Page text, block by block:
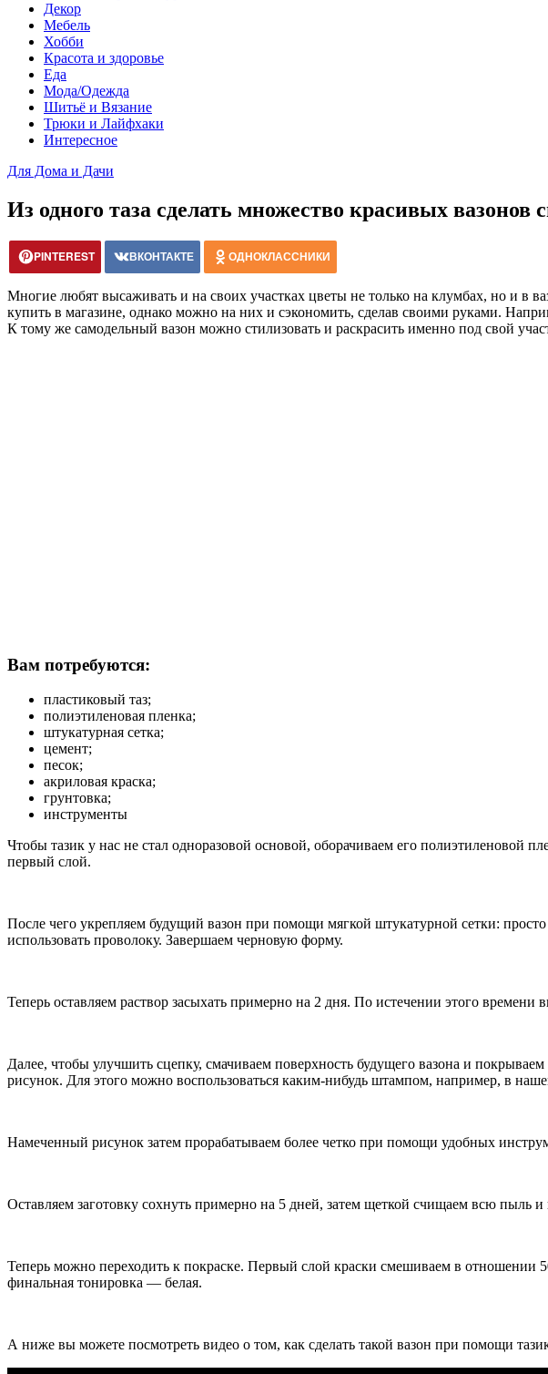
Декор
Мебель
Хобби
Красота и здоровье
Еда
Мода/Одежда
Шитьё и Вязание
Трюки и Лайфхаки
Интересное
Для Дома и Дачи
Из одного таза сделать множество красивых
PINTEREST ВКОНТАКТЕ ОДНОКЛАССНИКИ
Многие любят высаживать и на своих участках цветы не только на клумбах, но и в
купить в магазине, однако можно на них и сэкономить, сделав своими руками.
К тому же самодельный вазон можно стилизовать и раскрасить именно под свой
Вам потребуются:
пластиковый таз;
полиэтиленовая пленка;
штукатурная сетка;
цемент;
песок;
акриловая краска;
грунтовка;
инструменты
Чтобы тазик у нас не стал одноразовой основой, оборачиваем его полиэтиленовой
первый слой.
После чего укрепляем будущий вазон при помощи мягкой штукатурной сетки:
использовать проволоку. Завершаем черновую форму.
Теперь оставляем раствор засыхать примерно на 2 дня. По истечении этого времени
Далее, чтобы улучшить сцепку, смачиваем поверхность будущего вазона и
рисунок. Для этого можно воспользоваться каким-нибудь штампом, например, в
Намеченный рисунок затем прорабатываем более четко при помощи удобных
Оставляем заготовку сохнуть примерно на 5 дней, затем щеткой счищаем всю
Теперь можно переходить к покраске. Первый слой краски смешиваем в
финальная тонировка — белая.
А ниже вы можете посмотреть видео о том, как сделать такой вазон при помощи